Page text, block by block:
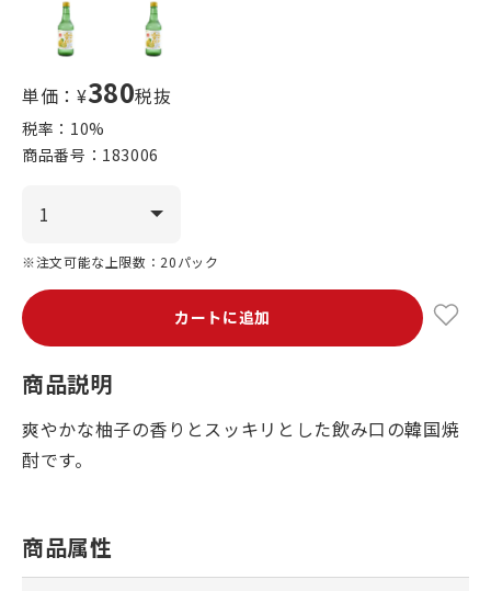
単価：¥380税抜
税率： 10%
商品番号： 183006
※注文可能な上限数：20パック
カートに追加
商品説明
爽やかな柚子の香りとスッキリとした飲み口の韓国焼
酎です。
商品属性